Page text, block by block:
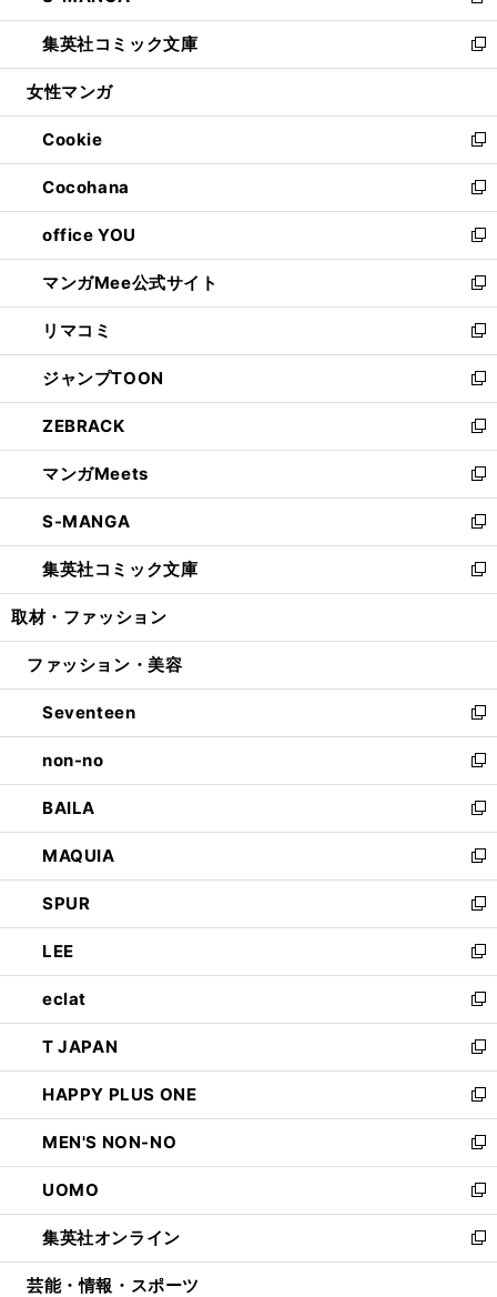
開
く
ウ
で
開
ン
ド
ウ
開
く
ウ
ィ
ン
ウ
で
開
く
し
い
ウ
ン
ド
ウ
で
開
く
集英社コミック文庫
新
し
ウ
ィ
ン
ド
ウ
で
開
く
女性マンガ
Cookie
新
し
い
ウ
ィ
ン
ド
ウ
で
開
く
Cocohana
新
し
い
ウ
ィ
ン
ド
ウ
で
開
く
office YOU
新
し
い
ウ
ィ
ン
ド
ウ
で
開
く
マンガMee公式サイト
新
し
い
ウ
ィ
ン
ド
ウ
で
開
く
リマコミ
新
し
い
ウ
ィ
ン
ド
ウ
で
開
く
ジャンプTOON
新
し
い
ウ
ィ
ン
ド
ウ
で
開
ZEBRACK
新
し
い
ウ
ィ
ン
ド
ウ
開
マンガMeets
新
し
い
ウ
ィ
ン
ウ
開
く
S-MANGA
新
し
い
ウ
ン
ウ
で
開
く
集英社コミック文庫
新
し
ウ
ン
ド
ウ
で
開
く
取材・ファッション
ファッション・美容
Seventeen
新
し
い
ウ
ィ
ン
ド
ウ
で
開
く
non-no
新
し
い
ウ
ィ
ン
ド
ウ
で
開
く
BAILA
新
し
い
ウ
ィ
ン
ド
ウ
で
開
く
MAQUIA
新
し
い
ウ
ィ
ン
ド
ウ
で
開
く
SPUR
新
し
い
ウ
ィ
ン
ド
ウ
で
開
く
LEE
新
し
い
ウ
ィ
ン
ド
ウ
で
開
く
eclat
新
し
い
ウ
ィ
ン
ド
ウ
で
開
く
T JAPAN
新
し
い
ウ
ィ
ン
ド
ウ
で
開
HAPPY PLUS ONE
新
し
い
ウ
ィ
ン
ド
ウ
MEN'S NON-NO
新
し
い
ウ
ィ
ン
UOMO
新
し
い
ウ
集英社オンライン
新
し
芸能・情報・スポーツ